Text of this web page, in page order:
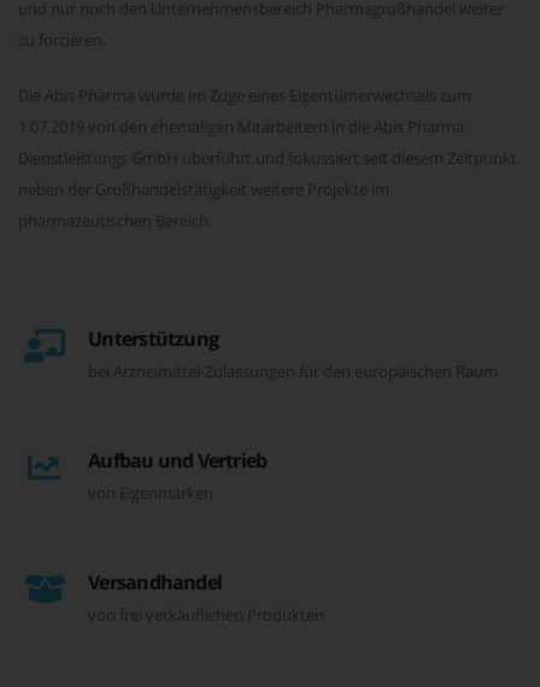
und nur noch den Unternehmensbereich Pharmagroßhandel weiter
zu forcieren.
Die Abis Pharma wurde im Zuge eines Eigentümerwechsels zum
1.07.2019 von den ehemaligen Mitarbeitern in die Abis Pharma
Dienstleistungs GmbH überführt und fokussiert seit diesem Zeitpunkt
neben der Großhandelstätigkeit weitere Projekte im
pharmazeutischen Bereich.
Unterstützung
bei Arzneimittel-Zulassungen für den europäischen Raum
Aufbau und Vertrieb
von Eigenmarken
Versandhandel
von frei verkäuflichen Produkten